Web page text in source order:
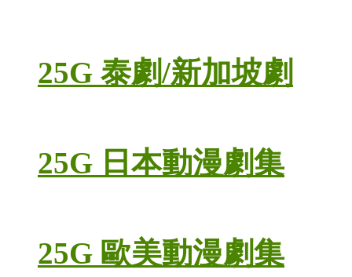
25G 泰劇/新加坡劇
25G 日本動漫劇集
25G 歐美動漫劇集